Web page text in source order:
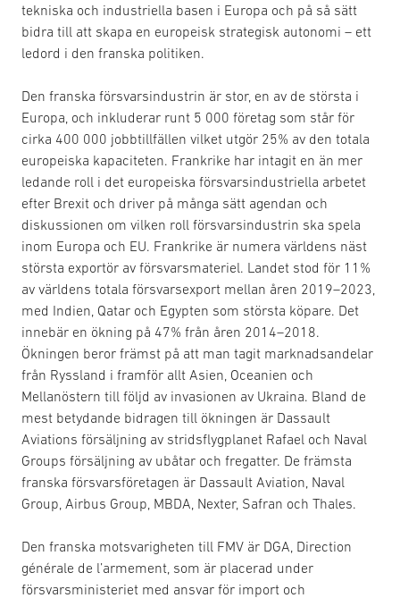
tekniska och industriella basen i Europa och på så sätt
bidra till att skapa en europeisk strategisk autonomi – ett
ledord i den franska politiken.
Den franska försvarsindustrin är stor, en av de största i
Europa, och inkluderar runt 5 000 företag som står för
cirka 400 000 jobbtillfällen vilket utgör 25% av den totala
europeiska kapaciteten. Frankrike har intagit en än mer
ledande roll i det europeiska försvarsindustriella arbetet
efter Brexit och driver på många sätt agendan och
diskussionen om vilken roll försvarsindustrin ska spela
inom Europa och EU. Frankrike är numera världens näst
största exportör av försvarsmateriel. Landet stod för 11%
av världens totala försvarsexport mellan åren 2019–2023,
med Indien, Qatar och Egypten som största köpare. Det
innebär en ökning på 47% från åren 2014–2018.
Ökningen beror främst på att man tagit marknadsandelar
från Ryssland i framför allt Asien, Oceanien och
Mellanöstern till följd av invasionen av Ukraina. Bland de
mest betydande bidragen till ökningen är Dassault
Aviations försäljning av stridsflygplanet Rafael och Naval
Groups försäljning av ubåtar och fregatter. De främsta
franska försvarsföretagen är Dassault Aviation, Naval
Group, Airbus Group, MBDA, Nexter, Safran och Thales.
Den franska motsvarigheten till FMV är DGA, Direction
générale de l’armement, som är placerad under
försvarsministeriet med ansvar för import och